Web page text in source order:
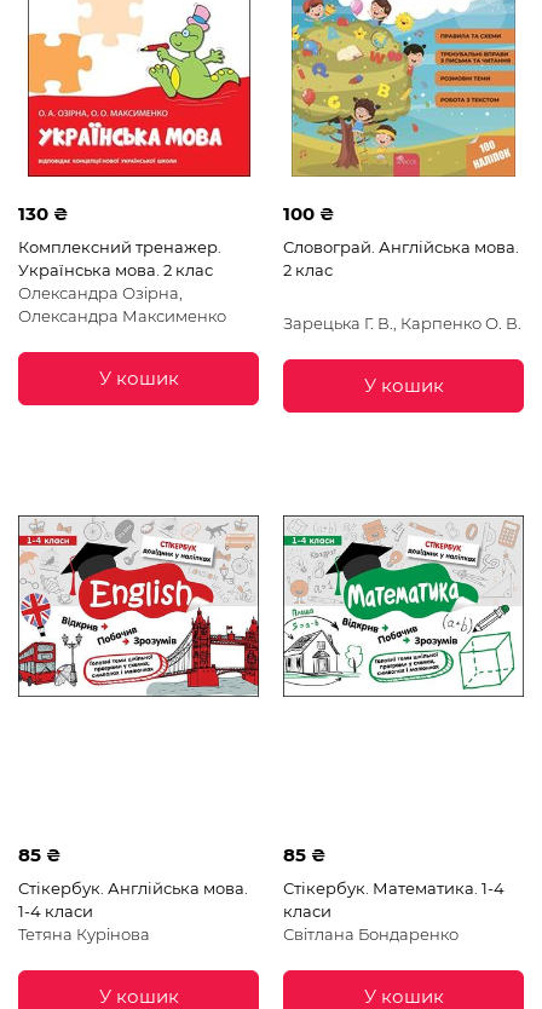
130 ₴
Комплексний тренажер.
Українська мова. 2 клас
Олександра Озірна,
Олександра Максименко
У кошик
100 ₴
Словограй. Англійська мова.
2 клас
Зарецька Г. В., Карпенко О. В.
У кошик
85 ₴
Стікербук. Англійська мова.
1-4 класи
Тетяна Курінова
У кошик
85 ₴
Стікербук. Математика. 1-4
класи
Світлана Бондаренко
У кошик